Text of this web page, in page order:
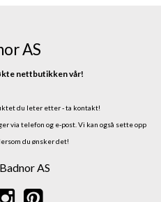
AS
nettbutikken vår!
du leter etter - ta kontakt!
via telefon og e-post. Vi kan også sette opp
du ønsker det!
AS